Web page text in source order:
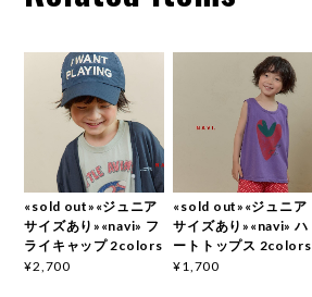
«sold out»«ジュニア
サイズあり»«navi» フ
ライキャップ 2colors
¥2,700
«sold out»«ジュニア
サイズあり»«navi» ハ
ートトップス 2colors
¥1,700